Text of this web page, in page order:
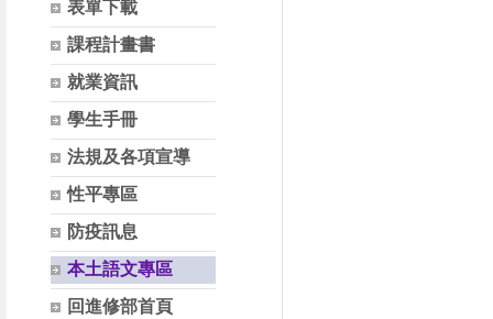
表單下載
課程計畫書
就業資訊
學生手冊
法規及各項宣導
性平專區
防疫訊息
本土語文專區
回進修部首頁